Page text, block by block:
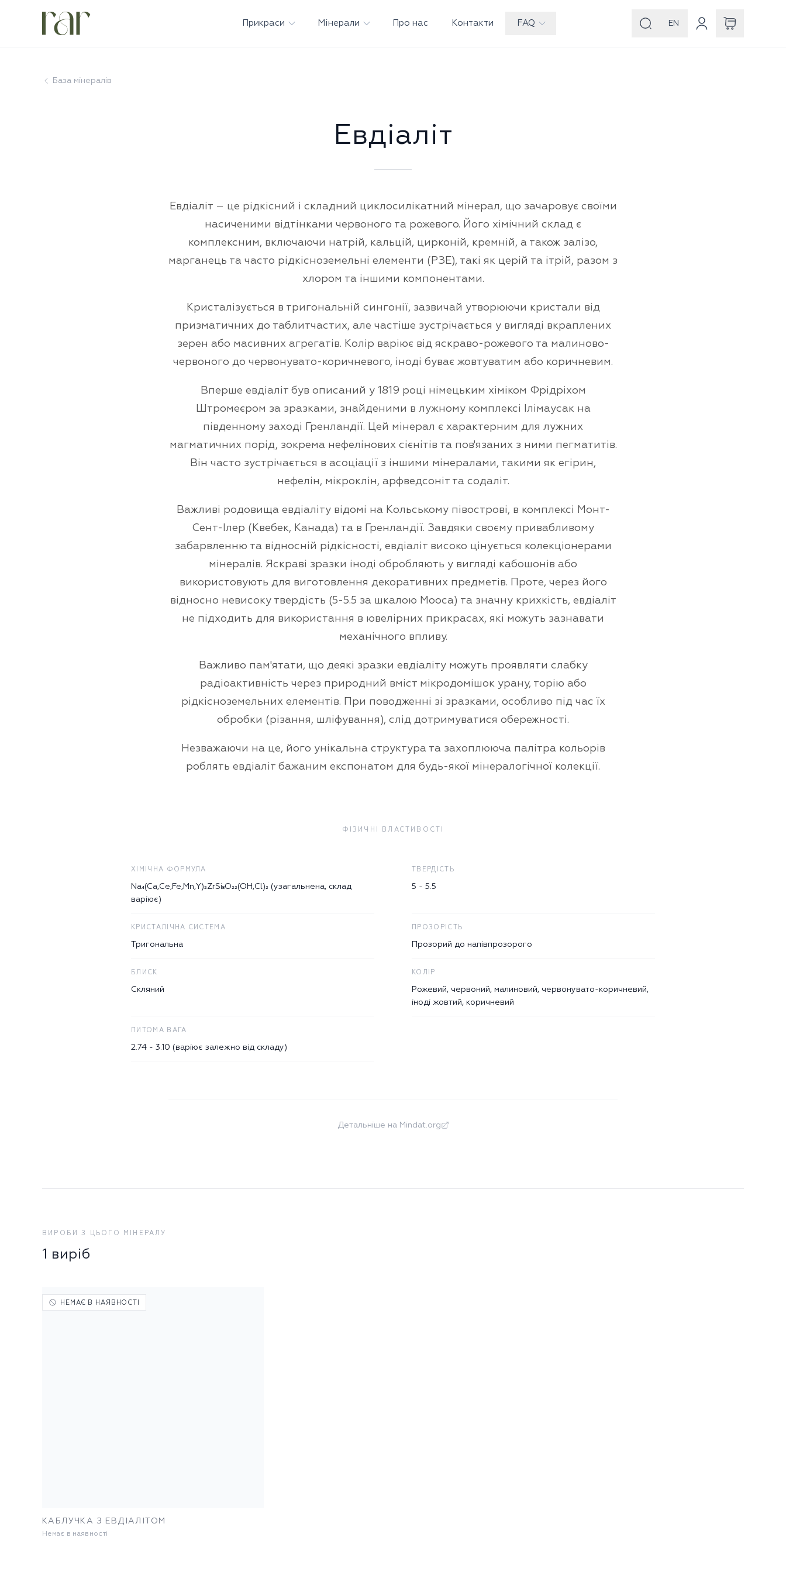
Прикраси Мінерали Про нас Контакти FAQ EN
База мінералів
Евдіаліт
Евдіаліт – це рідкісний і складний циклосилікатний мінерал, що зачаровує своїми
насиченими відтінками червоного та рожевого. Його хімічний склад є
комплексним, включаючи натрій, кальцій, цирконій, кремній, а також залізо,
марганець та часто рідкісноземельні елементи (РЗЕ), такі як церій та ітрій, разом з
хлором та іншими компонентами.
Кристалізується в тригональній сингонії, зазвичай утворюючи кристали від
призматичних до таблитчастих, але частіше зустрічається у вигляді вкраплених
зерен або масивних агрегатів. Колір варіює від яскраво-рожевого та малиново-
червоного до червонувато-коричневого, іноді буває жовтуватим або коричневим.
Вперше евдіаліт був описаний у 1819 році німецьким хіміком Фрідріхом
Штромеєром за зразками, знайденими в лужному комплексі Ілімаусак на
південному заході Гренландії. Цей мінерал є характерним для лужних
магматичних порід, зокрема нефелінових сієнітів та пов'язаних з ними пегматитів.
Він часто зустрічається в асоціації з іншими мінералами, такими як егірин,
нефелін, мікроклін, арфведсоніт та содаліт.
Важливі родовища евдіаліту відомі на Кольському півострові, в комплексі Монт-
Сент-Ілер (Квебек, Канада) та в Гренландії. Завдяки своєму привабливому
забарвленню та відносній рідкісності, евдіаліт високо цінується колекціонерами
мінералів. Яскраві зразки іноді обробляють у вигляді кабошонів або
використовують для виготовлення декоративних предметів. Проте, через його
відносно невисоку твердість (5-5.5 за шкалою Мооса) та значну крихкість, евдіаліт
не підходить для використання в ювелірних прикрасах, які можуть зазнавати
механічного впливу.
Важливо пам'ятати, що деякі зразки евдіаліту можуть проявляти слабку
радіоактивність через природний вміст мікродомішок урану, торію або
рідкісноземельних елементів. При поводженні зі зразками, особливо під час їх
обробки (різання, шліфування), слід дотримуватися обережності.
Незважаючи на це, його унікальна структура та захоплююча палітра кольорів
роблять евдіаліт бажаним експонатом для будь-якої мінералогічної колекції.
ФІЗИЧНІ ВЛАСТИВОСТІ
ХІМІЧНА ФОРМУЛА
Na₄(Ca,Ce,Fe,Mn,Y)₂ZrSi₈O₂₂(OH,Cl)₂ (узагальнена, склад
варіює)
ТВЕРДІСТЬ
5 - 5.5
КРИСТАЛІЧНА СИСТЕМА
Тригональна
ПРОЗОРІСТЬ
Прозорий до напівпрозорого
БЛИСК
Скляний
КОЛІР
Рожевий, червоний, малиновий, червонувато-коричневий,
іноді жовтий, коричневий
ПИТОМА ВАГА
2.74 - 3.10 (варіює залежно від складу)
Детальніше на Mindat.org
ВИРОБИ З ЦЬОГО МІНЕРАЛУ
1 виріб
НЕМАЄ В НАЯВНОСТІ
КАБЛУЧКА З ЕВДІАЛІТОМ
Немає в наявності